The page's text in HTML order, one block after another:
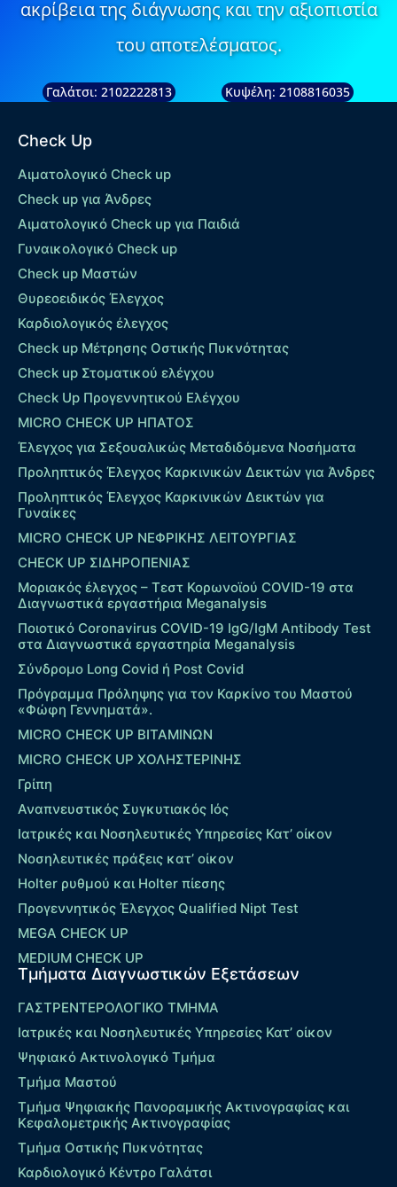
ακρίβεια της διάγνωσης και την αξιοπιστία
του αποτελέσματος.
Γαλάτσι: 2102222813 Κυψέλη: 2108816035
Check Up
Αιματολογικό Check up
Check up για Άνδρες
Αιματολογικό Check up για Παιδιά
Γυναικολογικό Check up
Check up Μαστών
Θυρεοειδικός Έλεγχος
Καρδιολογικός έλεγχος
Check up Mέτρησης Οστικής Πυκνότητας
Check up Στοματικού ελέγχου
Check Up Προγεννητικού Ελέγχου
MICRO CHECK UP HΠΑΤΟΣ
Έλεγχος για Σεξουαλικώς Μεταδιδόμενα Νοσήματα
Προληπτικός Έλεγχος Καρκινικών Δεικτών για Άνδρες
Προληπτικός Έλεγχος Καρκινικών Δεικτών για
Γυναίκες
MICRO CHECK UP ΝΕΦΡΙΚΗΣ ΛΕΙΤΟΥΡΓΙΑΣ
CHECK UP ΣΙΔΗΡΟΠΕΝΙΑΣ
Μοριακός έλεγχος – Τεστ Κορωνοϊού COVID-19 στα
Διαγνωστικά εργαστήρια Meganalysis
Ποιοτικό Coronavirus COVID-19 IgG/IgM Antibody Test
στα Διαγνωστικά εργαστηρία Meganalysis
Σύνδρομο Long Covid ή Post Covid
Πρόγραμμα Πρόληψης για τον Καρκίνο του Μαστού
«Φώφη Γεννηματά».
MICRO CHECK UP ΒΙΤΑΜΙΝΩΝ
MICRO CHECK UP ΧΟΛΗΣΤΕΡΙΝΗΣ
Γρίπη
Αναπνευστικός Συγκυτιακός Ιός
Ιατρικές και Νοσηλευτικές Υπηρεσίες Κατ’ οίκον
Νοσηλευτικές πράξεις κατ’ οίκον
Holter ρυθμού και Holter πίεσης
Προγεννητικός Έλεγχος Qualified Nipt Test
MEGA CHECK UP
MEDIUM CHECK UP
Τμήματα Διαγνωστικών Εξετάσεων
ΓΑΣΤΡΕΝΤΕΡΟΛΟΓΙΚΟ ΤΜΗΜΑ
Ιατρικές και Νοσηλευτικές Υπηρεσίες Κατ’ οίκον
Ψηφιακό Ακτινολογικό Τμήμα
Τμήμα Μαστού
Τμήμα Ψηφιακής Πανοραμικής Ακτινογραφίας και
Κεφαλομετρικής Ακτινογραφίας
Τμήμα Οστικής Πυκνότητας
Καρδιολογικό Κέντρο Γαλάτσι